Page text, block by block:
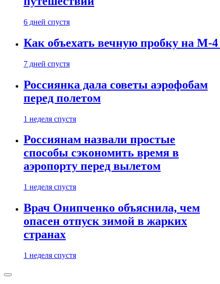
6 дней спустя
Как объехать вечную пробку на М-
7 дней спустя
Россиянка дала советы аэрофобам
перед полетом
1 неделя спустя
Россиянам назвали простые
способы сэкономить время в
аэропорту перед вылетом
1 неделя спустя
Врач Онипченко объяснила, чем
опасен отпуск зимой в жарких
странах
1 неделя спустя